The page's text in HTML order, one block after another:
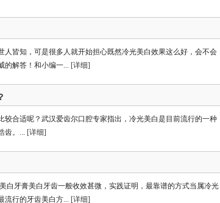
皆知，可是很多人就开始担心既然冷光美白效果这么好，会不会
的解答！和小编一... [详细]
合适呢？武汉爱齿尔口腔专家指出，冷光美白是目前流行的一种
齿。... [详细]
白牙膏美白牙齿一般收效甚微，实践证明，最靠谱的方式当属冷光
流行的牙齿美白方... [详细]